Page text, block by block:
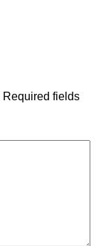
Required fields